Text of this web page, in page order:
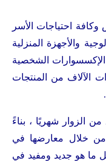
احتياجات الأسر
والأجهزة المنزلية
الإكسسوارات الشخصية
الآلاف من المنتجات
الزوار شهريًا ، بناءً
من خلال معارضها في
ما هو جديد ومفيد في